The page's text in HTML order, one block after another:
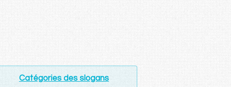
Catégories des slogans